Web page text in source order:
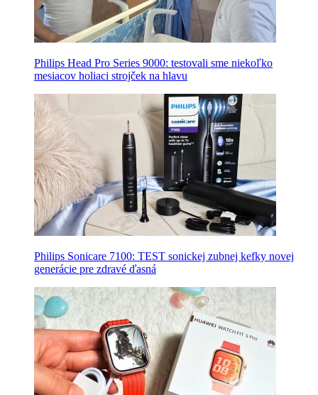
Philips Head Pro Series 9000: testovali sme niekoľko
mesiacov holiaci strojček na hlavu
Philips Sonicare 7100: TEST sonickej zubnej kefky novej
generácie pre zdravé ďasná